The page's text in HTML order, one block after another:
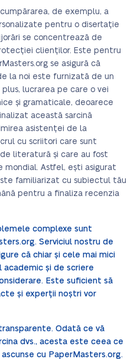
de exemplu, a
pentru o disertație
se concentrează de
clienților. Este pentru
se asigură că
la noi este furnizată de un
lucrarea pe care o vei
și gramaticale, deoarece
această sarcină
asistenței de la
cu scriitori care sunt
literatură și care au fost
Astfel, ești asigurat
familiarizat cu subiectul tău
pentru a finaliza recenzia
complexe sunt
Serviciul nostru de
că chiar și cele mai mici
și de scriere
Este suficient să
și experții noștri vor
Odată ce vă
dvs., acesta este ceea ce
cu PaperMasters.org.